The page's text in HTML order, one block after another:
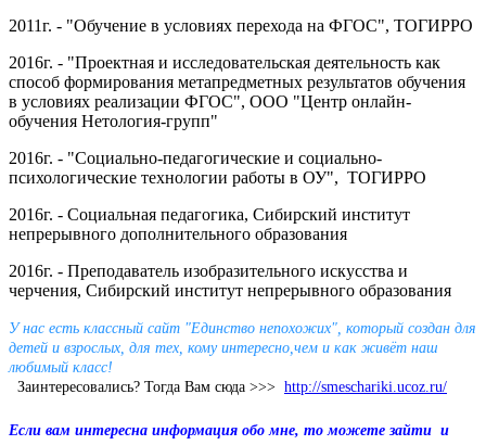
2011г. - "Обучение в условиях перехода на ФГОС", ТОГИРРО
2016г. - "Проектная и исследовательская деятельность как
способ формирования метапредметных результатов обучения
в условиях реализации ФГОС", ООО "Центр онлайн-
обучения Нетология-групп"
2016г. - "Социально-педагогические и социально-
психологические технологии работы в ОУ", ТОГИРРО
2016г. - Социальная педагогика, Сибирский институт
непрерывного дополнительного образования
2016г. - Преподаватель изобразительного искусства и
черчения, Сибирский институт непрерывного образования
У нас есть классный сайт "Единство непохожих", который создан для
детей и взрослых, для тех, комуинтересно,чем и как живёт наш
любимый класс!
Заинтересовались? Тогда Вам сюда >>> http://smeschariki.ucoz.ru/
Если вам интересна информация обо мне, то можете зайти и